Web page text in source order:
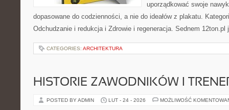
uporządkować swoje
dopasowane do codzienności, a nie do ideałów z plakatu.
Odchudzanie i redukcja i Zdrowie i regeneracja. Sednem
CATEGORIES: ARCHITEKTURA
HISTORIE ZAWODNIKÓW I
POSTED BY ADMIN LUT - 24 - 2026 MOŻLIWOŚĆ